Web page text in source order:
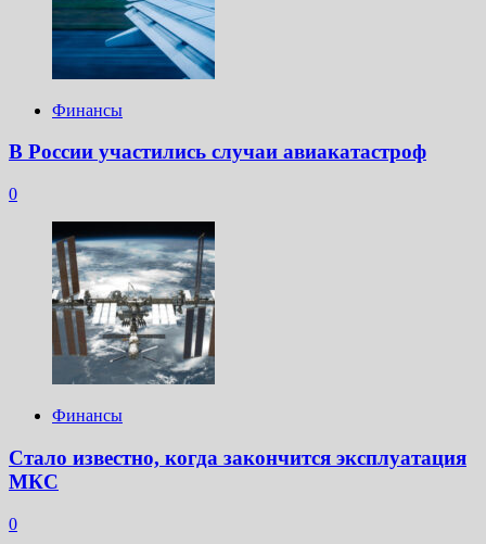
Финансы
В России участились случаи авиакатастроф
0
Финансы
Стало известно, когда закончится эксплуатация
МКС
0